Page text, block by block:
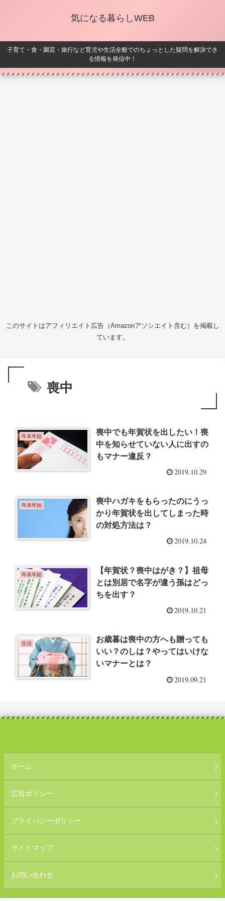
気になる暮らしWEB
子育て・食・園芸・旅行など育児や生活全般でのちょっとした疑問を解決でき
る情報を発信中！
このサイトはアフィリエイト広告（Amazonアソシエイト含む）を掲載し
ています。
喪中
年末年始
喪中でも年賀状を出したい！喪
中を知らせていない人に出すの
もマナー違反？
2019.10.29
年末年始
喪中ハガキをもらったのにうっ
かり年賀状を出してしまった時
の対処方法は？
2019.10.24
年末年始
【年賀状？喪中はがき？】祖母
とは別居で名字が違う孫はどっ
ちを出す？
2019.10.21
生活
お歳暮は喪中の方へも贈っても
いい？のしは？やってはいけな
いマナーとは？
2019.09.21
ホーム
広告ポリシー
プライバシーポリシー
サイトマップ
お問い合わせ